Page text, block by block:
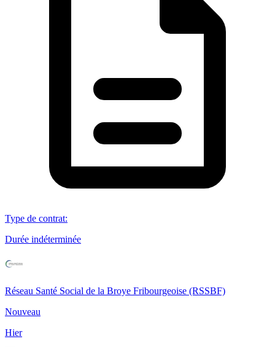
Type de contrat:
Durée indéterminée
Réseau Santé Social de la Broye Fribourgeoise (RSSBF)
Nouveau
Hier